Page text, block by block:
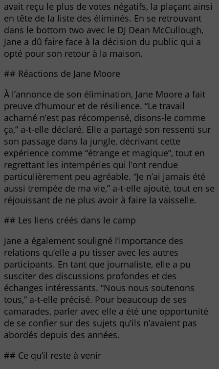
avait reçu le plus de votes négatifs, la plaçant ainsi
en tête de la liste des éliminés. En se retrouvant
dans le bottom two avec le DJ Dean McCullough,
Jane a dû faire face à la décision du public qui a
opté pour son retour à la maison.
## Réactions de Jane Moore
À l’annonce de son élimination, Jane Moore a fait
preuve d’humour et de résilience. “Le travail
acharné n’est pas récompensé, disons-le comme
ça,” a-t-elle déclaré. Elle a partagé son ressenti sur
son passage dans la jungle, décrivant cette
expérience comme “étrange et magique”, tout en
regrettant les intempéries qui l’ont rendue
particulièrement peu agréable. “Je n’ai jamais été
aussi trempée de ma vie,” a-t-elle ajouté, tout en se
réjouissant de ne plus avoir à faire la vaisselle.
## Les liens créés dans le camp
Jane a également souligné l’importance des
relations qu’elle a pu tisser avec les autres
participants. En tant que journaliste, elle a pu
susciter des discussions profondes et des
échanges intéressants. “Nous nous soutenons
tous,” a-t-elle précisé. Pour beaucoup de ses
camarades, parler avec elle a été une opportunité
de se confier sur des sujets qu’ils n’avaient pas
abordés depuis des années.
## Ce qu’il reste à venir